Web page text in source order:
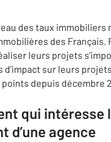
des taux
des Français.
leurs projets
sur leurs
depuis décembre
qui intéresse
d’une agence